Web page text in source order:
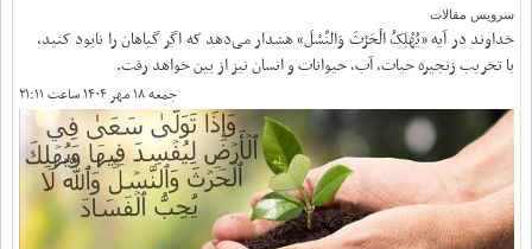
سرویس مقالات
خداوند در آیه «یُهْلِکُ الْحَرْثَ وَالنَّسْلَ» هشدار می‌دهد که اگر گیاهان را نابود کنید،
با تخریب زنجیره حیات، آب، حیوانات و انسان نیز از بین خواهد رفت.
جمعه ۱۸ مهر ۱۴۰۴ ساعت ۲۱:۱۱